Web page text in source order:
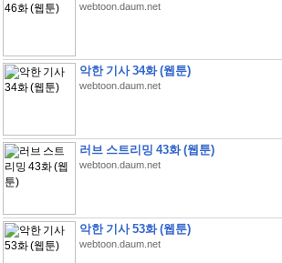
webtoon.daum.net
악한 기사 34화 (웹툰)
webtoon.daum.net
러브 스트리밍 43화 (웹툰)
webtoon.daum.net
악한 기사 53화 (웹툰)
webtoon.daum.net